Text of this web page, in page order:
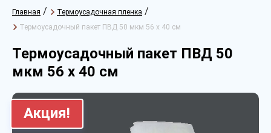
Главная / Термоусадочная пленка /
Термоусадочный пакет ПВД 50 мкм 56 х 40 см
Термоусадочный пакет ПВД 50
мкм 56 х 40 см
Акция!